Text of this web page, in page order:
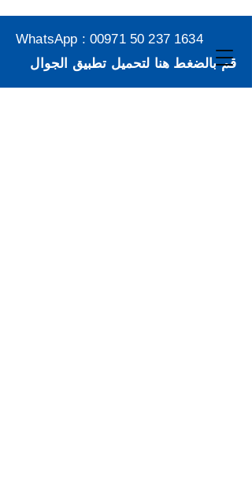
WhatsApp : 00971 50 237 1634
قم بالضغط هنا لتحميل تطبيق الجوال